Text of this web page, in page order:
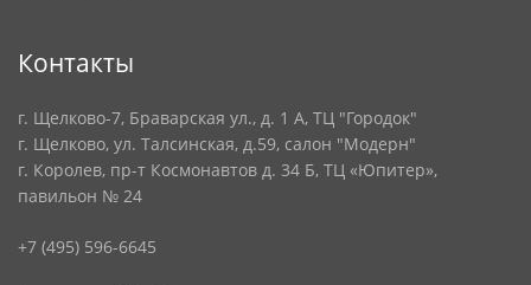
Контакты
г. Щелково-7, Браварская ул., д. 1 А, ТЦ "Городок"
г. Щелково, ул. Талсинская, д.59, салон "Модерн"
г. Королев, пр-т Космонавтов д. 34 Б, ТЦ «Юпитер»,
павильон № 24
+7 (495) 596-6645